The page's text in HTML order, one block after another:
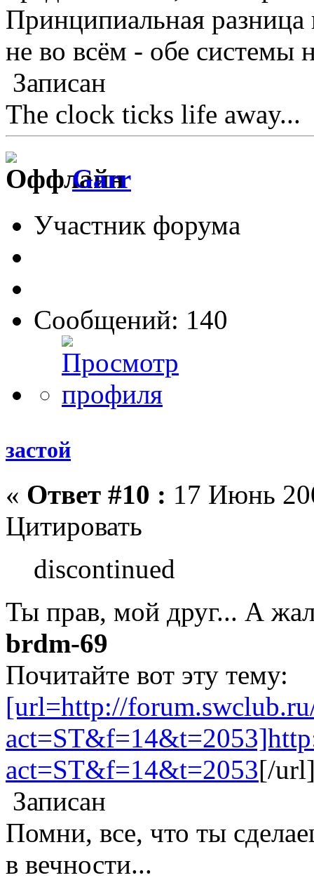
Принципиальная
не во всём - обе системы
Записан
The clock ticks life away...
Garr
Участник форума
Сообщений: 140
застой
« Ответ #10 : 17 Июнь
Цитировать
discontinued
Ты прав, мой друг... А
brdm-69
Почитайте вот эту тему:
[url=http://
act=ST&f=14&t=2053[/
Записан
Помни, все, что ты
в вечности...